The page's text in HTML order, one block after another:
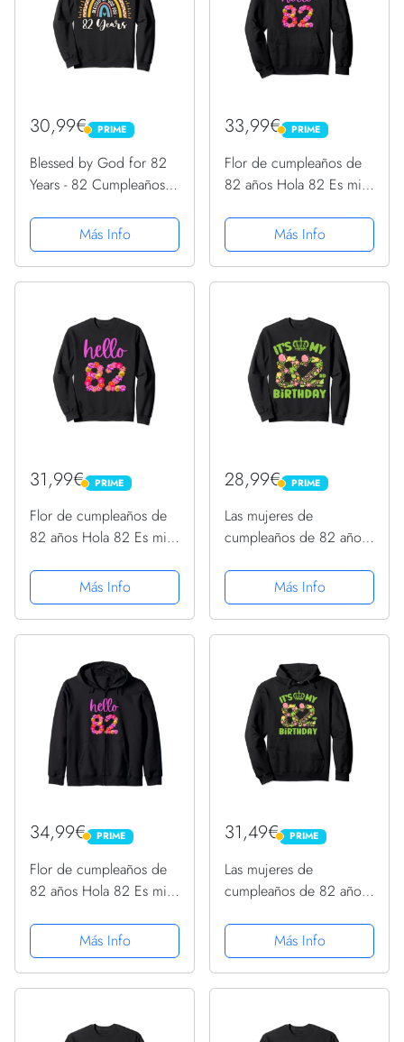
30,99€ PRIME
PRIME
Blessed by God for 82
Years - 82 Cumpleaños
Más Info
33,99€ PRIME
PRIME
Flor de cumpleaños de
82 años Hola 82 Es mi
Sudadera con Capucha
Más Info
31,99€ PRIME
PRIME
Flor de cumpleaños de
82 años Hola 82 Es mi
SudaderaMás Info
28,99€ PRIME
PRIME
Las mujeres de
cumpleaños de 82 años
82 SudaderaMás Info
34,99€ PRIME
PRIME
Flor de cumpleaños de
82 años Hola 82 Es mi
Sudadera con Capucha
Más Info
31,49€ PRIME
PRIME
Las mujeres de
cumpleaños de 82 años
82 Sudadera con
Capucha
Más Info